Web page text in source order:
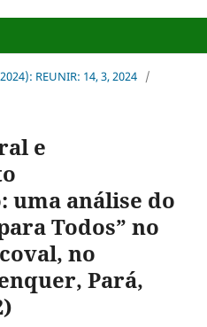
REUNIR: 14, 3, 2024 /
e
uma análise do
Todos” no
no
Pará,